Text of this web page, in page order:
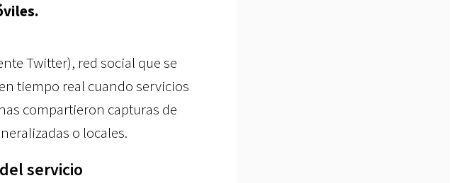
Twitter), red social que se
tiempo real cuando servicios
compartieron capturas de
o locales.
servicio